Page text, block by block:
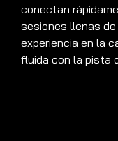
conectan
sesiones llenas de
experiencia en la
fluida con la pista